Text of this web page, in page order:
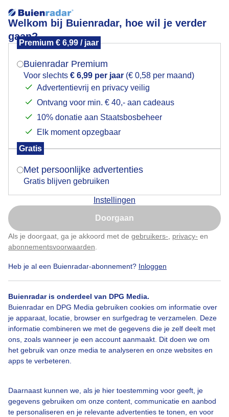
Welkom bij Buienradar, hoe wil je verder
gaan?
Premium € 6,99 / jaar
Buienradar Premium
Voor slechts € 6,99 per jaar (€ 0,58 per maand)
Advertentievrij en privacy veilig
Ontvang voor min. € 40,- aan cadeaus
10% donatie aan Staatsbosbeheer
Elk moment opzegbaar
Gratis
Met persoonlijke advertenties
Gratis blijven gebruiken
Instellingen
Doorgaan
Als je doorgaat, ga je akkoord met de gebruikers- privacy- en
abonnementsvoorwaarden
Heb je al een Buienradar-abonnement? Inloggen
Buienradar is onderdeel van DPG Media.
Buienradar en DPG Media gebruiken cookies om informatie over
je apparaat, locatie, browser en surfgedrag te verzamelen. Deze
informatie combineren we met de gegevens die je zelf deelt met
ons, zoals wanneer je een account aanmaakt. Dit doen we om
het gebruik van onze media te analyseren en onze websites en
apps te verbeteren.
Daarnaast kunnen we, als je hier toestemming voor geeft, je
gegevens gebruiken om onze content, communicatie en aanbod
te personaliseren en je relevante advertenties te tonen, en voor
Het goot
Door: Francien Tax Gemaakt: 04-09-2025, 68x bekeken
Zomer Regen Wolken
Bekijk slideshow
Mogen we je locatie gebruiken voor het
Indien je hier nog geen akkoord op hebt gegeven,
verschijnt er zo een pop-up uit je browser waarin
Is goed, toon de popup
Nu niet, misschien later
Klik hierom dit aan te passen